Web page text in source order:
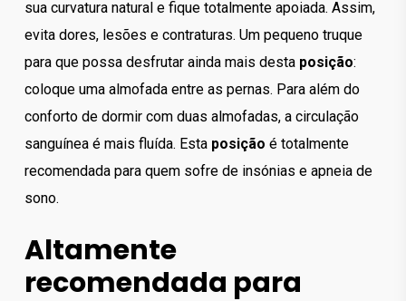
sua curvatura natural e fique totalmente apoiada. Assim,
evita dores, lesões e contraturas. Um pequeno truque
para que possa desfrutar ainda mais desta posição:
coloque uma almofada entre as pernas. Para além do
conforto de dormir com duas almofadas, a circulação
sanguínea é mais fluída. Esta posição é totalmente
recomendada para quem sofre de insónias e apneia de
sono.
Altamente
recomendada para